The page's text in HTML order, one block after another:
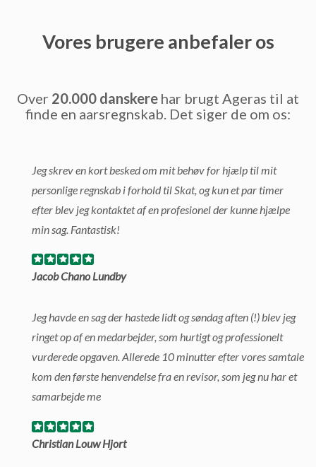
Vores brugere anbefaler os
Over 20.000 danskere har brugt Ageras til at
finde en aarsregnskab. Det siger de om os:
Jeg skrev en kort besked om mit behøv for hjælp til mit
personlige regnskab i forhold til Skat, og kun et par timer
efter blev jeg kontaktet af en profesionel der kunne hjælpe
min sag. Fantastisk!
Jacob Chano Lundby
Jeg havde en sag der hastede lidt og søndag aften (!) blev jeg
ringet op af en medarbejder, som hurtigt og professionelt
vurderede opgaven. Allerede 10 minutter efter vores samtale
kom den første henvendelse fra en revisor, som jeg nu har et
samarbejde me
Christian Louw Hjort